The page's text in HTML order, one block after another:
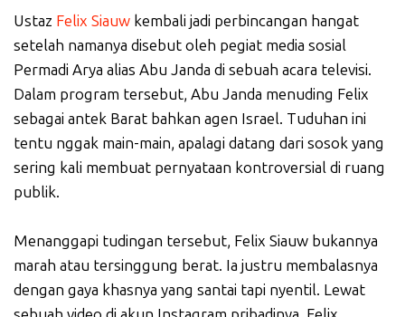
Ustaz Felix Siauw kembali jadi perbincangan hangat
setelah namanya disebut oleh pegiat media sosial
Permadi Arya alias Abu Janda di sebuah acara televisi.
Dalam program tersebut, Abu Janda menuding Felix
sebagai antek Barat bahkan agen Israel. Tuduhan ini
tentu nggak main-main, apalagi datang dari sosok yang
sering kali membuat pernyataan kontroversial di ruang
publik.
Menanggapi tudingan tersebut, Felix Siauw bukannya
marah atau tersinggung berat. Ia justru membalasnya
dengan gaya khasnya yang santai tapi nyentil. Lewat